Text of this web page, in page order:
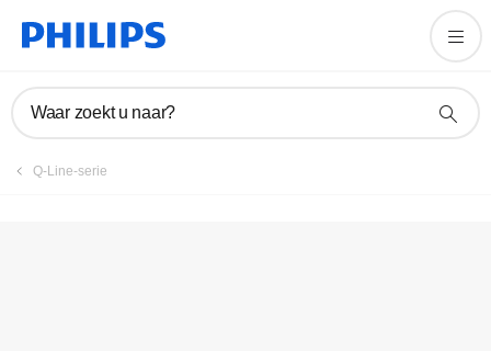
Waar zoekt u naar?
Q-Line-serie
Product registreren